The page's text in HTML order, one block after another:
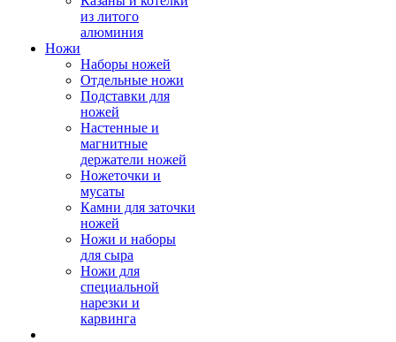
из литого
алюминия
Ножи
Наборы ножей
Отдельные ножи
Подставки для
ножей
Настенные и
магнитные
держатели ножей
Ножеточки и
мусаты
Камни для заточки
ножей
Ножи и наборы
для сыра
Ножи для
специальной
нарезки и
карвинга